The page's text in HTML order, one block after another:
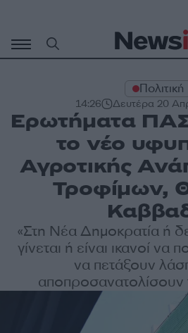
περιεχόμενο
Πολιτική
14:26 Δευτέρα 20
Ερωτήματα
το νέο
Αγροτικής
Τροφίμων,
«Στη Νέα Δημοκρατία ή
γίνεται ή είναι ικανοί να
να πετάξουν
αποπροσανατολίσουν